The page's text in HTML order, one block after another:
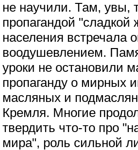
не научили. Там, увы,
пропагандой
населения встречала
воодушевлением.
уроки не остановили
пропаганду о мирных
масляных и
Кремля. Многие
твердить что-то про
мира", роль сильной